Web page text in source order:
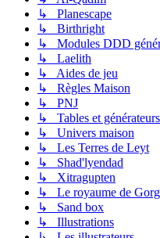
↳ Planescape
↳ Birthright
↳ Modules DDD
↳ Laelith
↳ Aides de jeu
↳ Règles Maison
↳ PNJ
↳ Tables et générateurs
↳ Univers maison
↳ Les Terres de Leyt
↳ Shad'lyendad
↳ Xitragupten
↳ Le royaume de
↳ Sand box
↳ Illustrations